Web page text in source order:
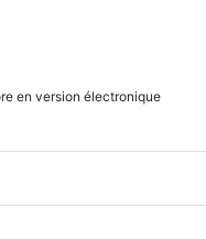
en version électronique